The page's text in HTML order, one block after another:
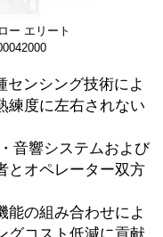
ー エリート
ンシング技術によ
練度に左右されない
音響システムおよび
とオペレーター双方
能の組み合わせによ